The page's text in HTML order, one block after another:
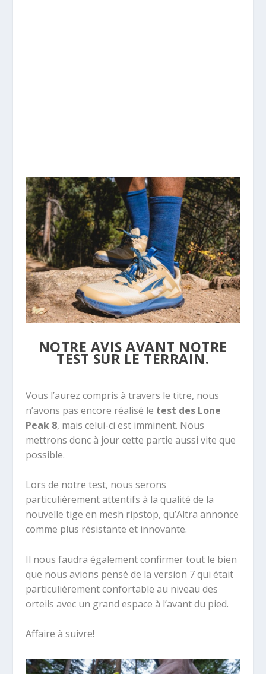
NOTRE AVIS AVANT NOTRE
TEST SUR LE TERRAIN.
Vous l’aurez compris à travers le titre, nous
n’avons pas encore réalisé le test des Lone
Peak 8, mais celui-ci est imminent. Nous
mettrons donc à jour cette partie aussi vite que
possible.
Lors de notre test, nous serons
particulièrement attentifs à la qualité de la
nouvelle tige en mesh ripstop, qu’Altra annonce
comme plus résistante et innovante.
Il nous faudra également confirmer tout le bien
que nous avions pensé de la version 7 qui était
particulièrement confortable au niveau des
orteils avec un grand espace à l’avant du pied.
Affaire à suivre!